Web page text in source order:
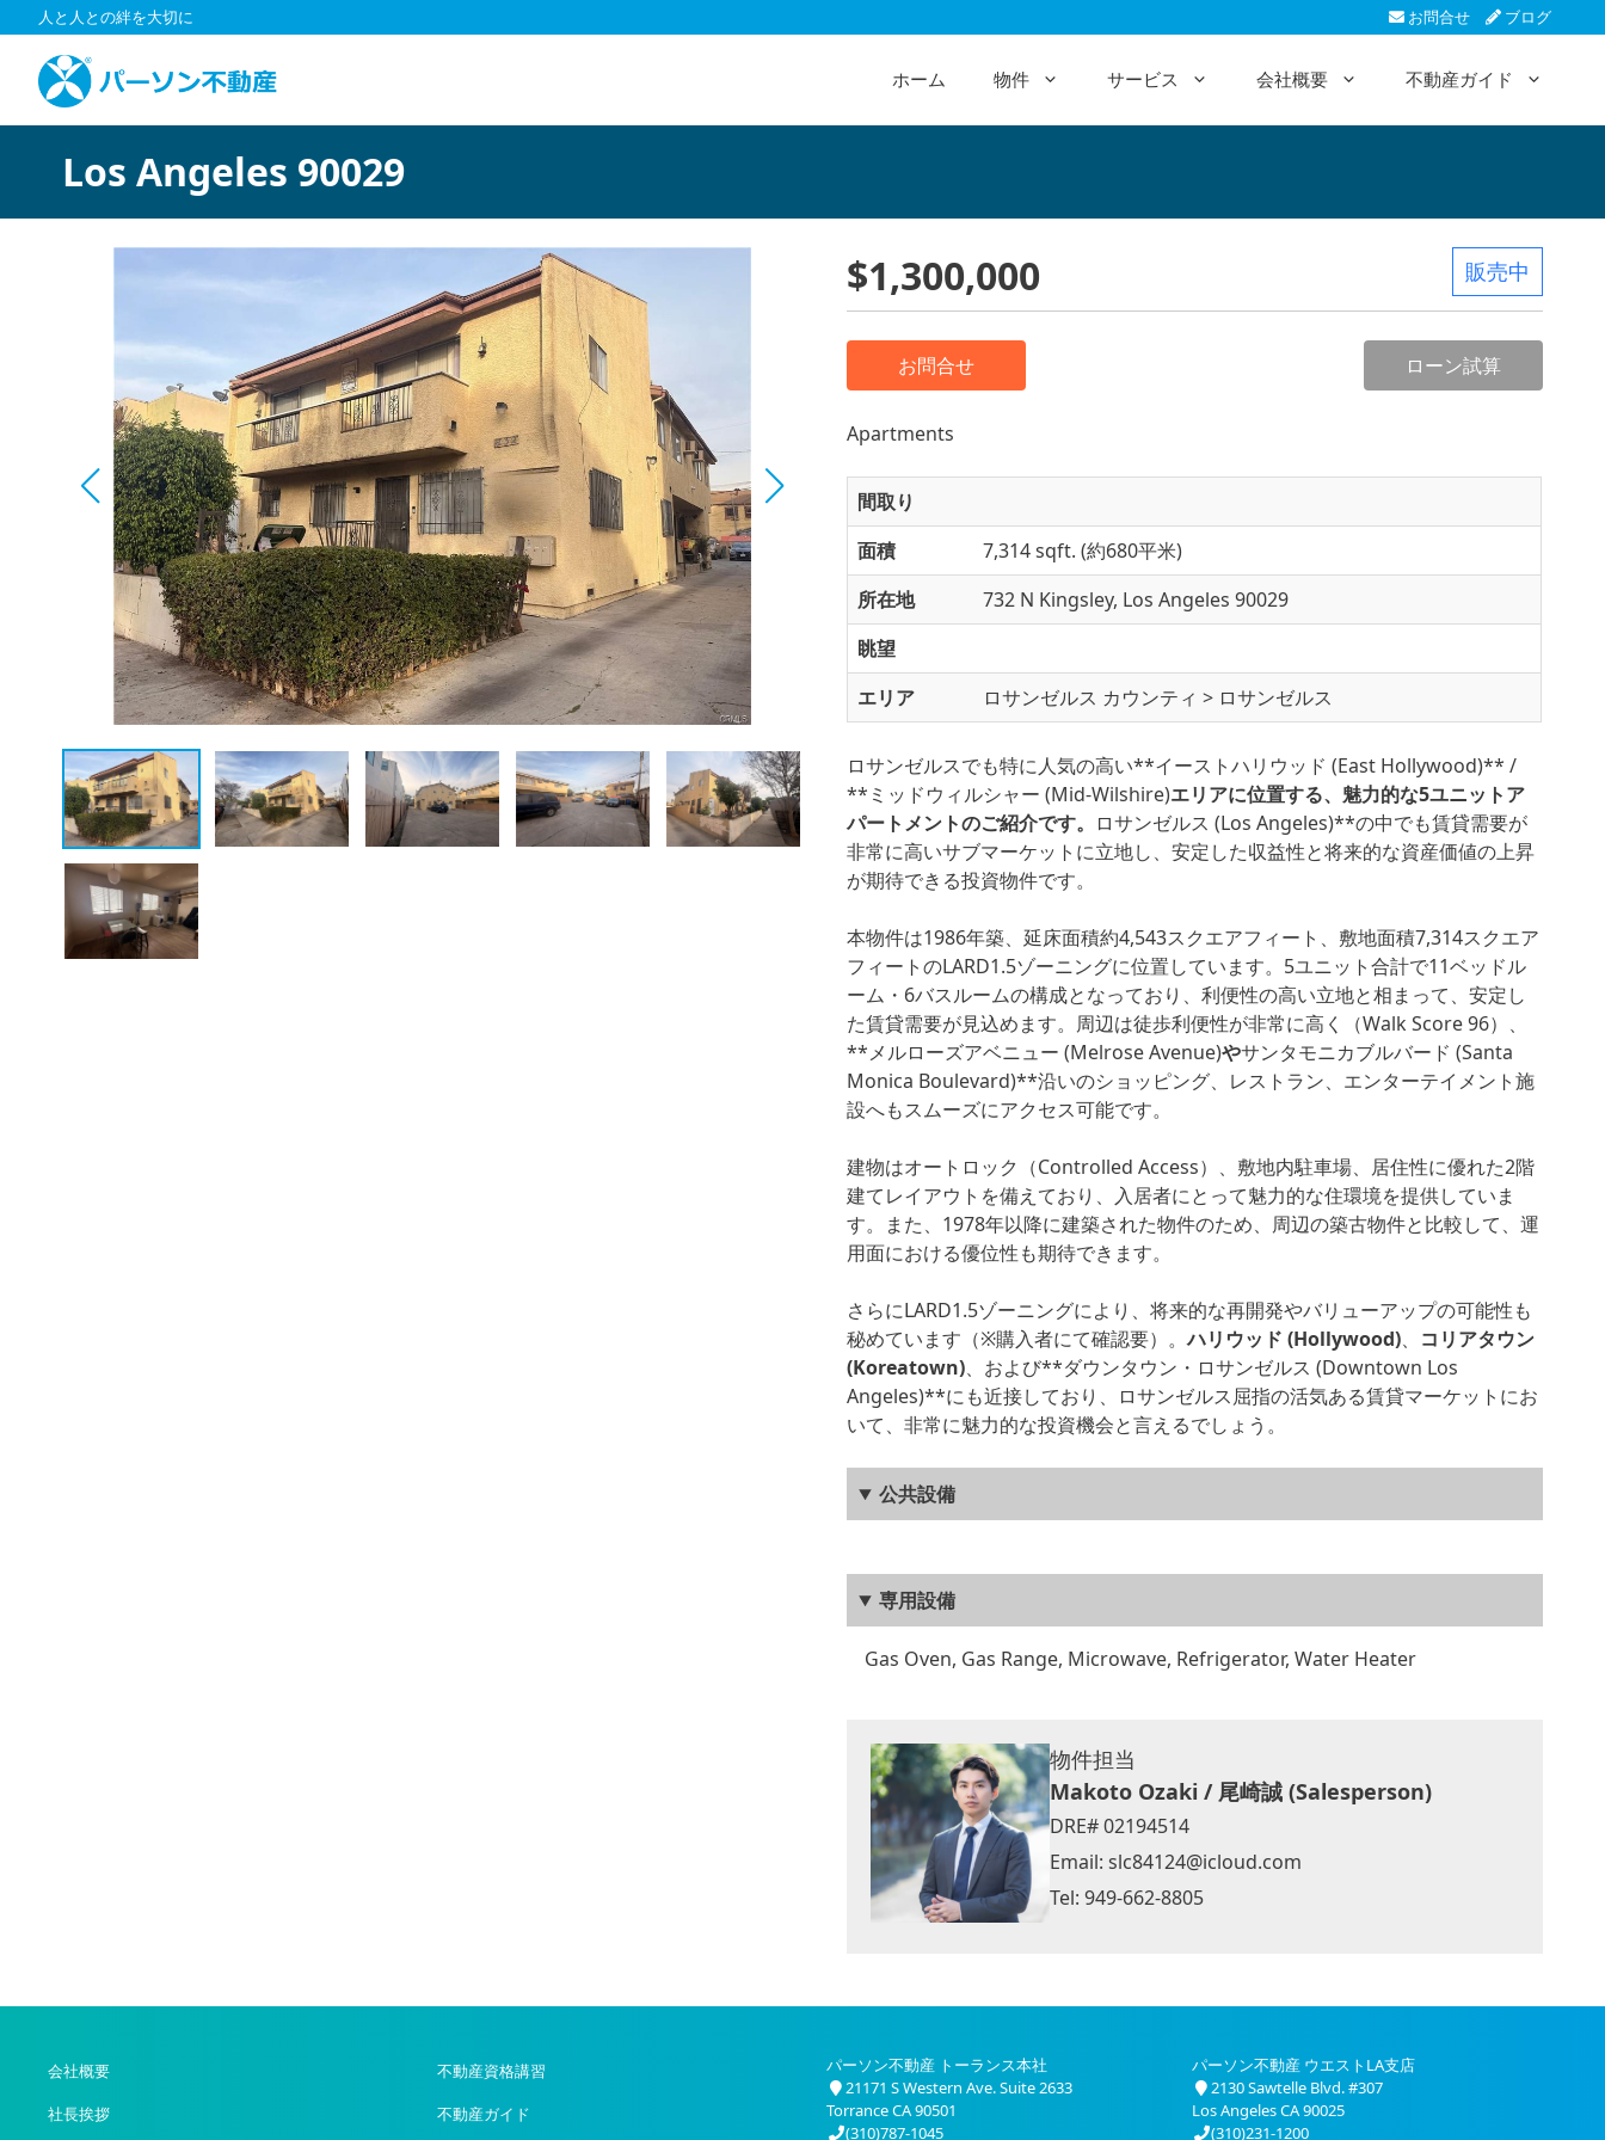
ン
ツ
キ
人と人との絆を大切に お問合せ ブログ
ホーム 物件 サービス 会社概要 不動産ガイド
Los Angeles 90029
$1,300,000 販売中
お問合せ ローン試算
Apartments
間取り
面積
7,314 sqft. (約680平米)
所在地
732 N Kingsley, Los Angeles 90029
眺望
エリア
ロサンゼルス カウンティ > ロサンゼルス
ロサンゼルスでも特に人気の高い**イーストハリウッド (East Hollywood)** /
** ミッドウィルシャー (Mid-Wilshire)エリアに位置する、魅力的な5ユニットア
パートメントのご紹介です。 ロサンゼルス (Los Angeles)**の中でも賃貸需要が
非常に高いサブマーケットに立地し、安定した収益性と将来的な資産価値の上昇
が期待できる投資物件です。
本物件は1986年築、延床面積約4,543スクエアフィート、敷地面積7,314スクエア
フィートのLARD1.5ゾーニングに位置しています。5ユニット合計で11ベッドル
ーム・6バスルームの構成となっており、利便性の高い立地と相まって、安定し
た賃貸需要が見込めます。周辺は徒歩利便性が非常に高く（Walk Score 96）、
**メルローズアベニュー (Melrose Avenue)やサンタモニカブルバード (Santa
Monica Boulevard)**沿いのショッピング、レストラン、エンターテイメント施
設へもスムーズにアクセス可能です。
建物はオートロック（Controlled Access）、敷地内駐車場、居住性に優れた2階
建てレイアウトを備えており、入居者にとって魅力的な住環境を提供していま
す。また、1978年以降に建築された物件のため、周辺の築古物件と比較して、運
用面における優位性も期待できます。
さらにLARD1.5ゾーニングにより、将来的な再開発やバリューアップの可能性も
秘めています（※購入者にて確認要）。ハリウッド (Hollywood)、 コリアタウン
(Koreatown)、および**ダウンタウン・ロサンゼルス (Downtown Los
Angeles)**にも近接しており、ロサンゼルス屈指の活気ある賃貸マーケットにお
いて、非常に魅力的な投資機会と言えるでしょう。
公共設備
専用設備
Gas Oven, Gas Range, Microwave, Refrigerator, Water Heater
物件担当
Makoto Ozaki / 尾崎誠 (Salesperson)
DRE# 02194514
Email:slc84124@icloud.com
Tel: 949-662-8805
会社概要
社長挨拶
不動産資格講習
不動産ガイド
パーソン不動産 トーランス本社
21171 S Western Ave. Suite 2633
Torrance CA 90501
(310)787-1045
パーソン不動産 ウエストLA支店
2130 Sawtelle Blvd. #307
Los Angeles CA 90025
(310)231-1200